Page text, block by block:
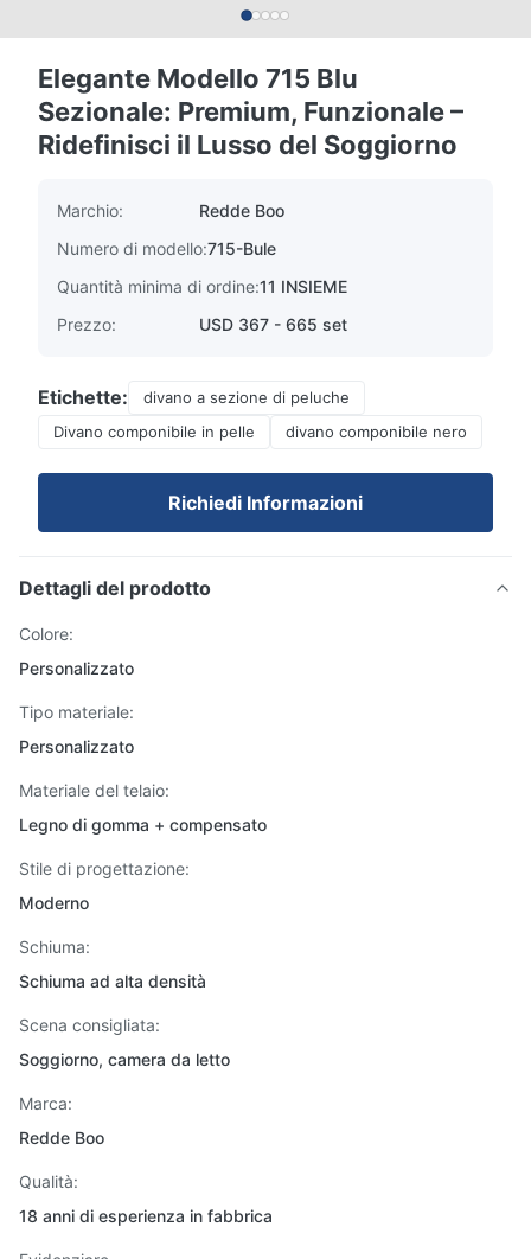
Elegante Modello 715 Blu
Sezionale: Premium, Funzionale –
Ridefinisci il Lusso del Soggiorno
Marchio:
Redde Boo
Numero di modello:715-Bule
Quantità minima di ordine:11 INSIEME
Prezzo:
USD 367 - 665 set
Etichette:
divano a sezione di peluche
Divano componibile in pelle
divano componibile nero
Richiedi Informazioni
Dettagli del prodotto
Colore:
Personalizzato
Tipo materiale:
Personalizzato
Materiale del telaio:
Legno di gomma + compensato
Stile di progettazione:
Moderno
Schiuma:
Schiuma ad alta densità
Scena consigliata:
Soggiorno, camera da letto
Marca:
Redde Boo
Qualità:
18 anni di esperienza in fabbrica